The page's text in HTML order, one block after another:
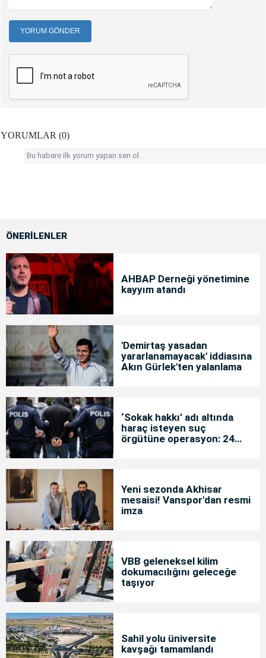
YORUM GÖNDER
YORUMLAR (0)
Bu habere ilk yorum yapan sen ol.
ÖNERİLENLER
AHBAP Derneği yönetimine
kayyım atandı
'Demirtaş yasadan
yararlanamayacak' iddiasına
Akın Gürlek'ten yalanlama
‘Sokak hakkı’ adı altında
haraç isteyen suç
örgütüne operasyon: 24
Yeni sezonda Akhisar
mesaisi! Vanspor'dan resmi
imza
VBB geleneksel kilim
dokumacılığını geleceğe
taşıyor
Sahil yolu üniversite
kavşağı tamamlandı